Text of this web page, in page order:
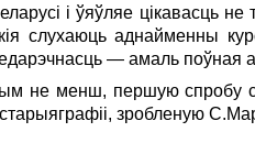
і ўяўляе цікавасць не
слухаюць аднайменны
— амаль поўная
не менш, першую спробу
зробленую